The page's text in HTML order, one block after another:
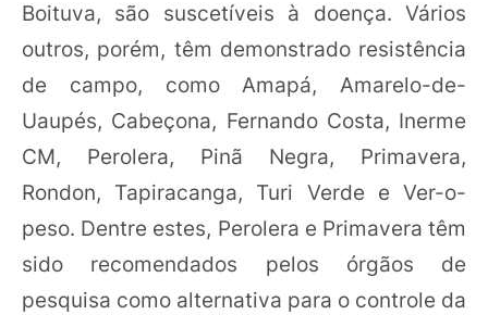
Boituva, são suscetíveis à doença. Vários
outros, porém, têm demonstrado resistência
de campo, como Amapá, Amarelo-de-
Uaupés, Cabeçona, Fernando Costa, Inerme
CM, Perolera, Pinã Negra, Primavera,
Rondon, Tapiracanga, Turi Verde e Ver-o-
peso. Dentre estes, Perolera e Primavera têm
sido recomendados pelos órgãos de
pesquisa como alternativa para o controle da